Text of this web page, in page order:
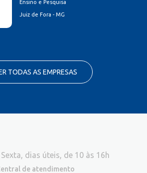
Ensino e Pesquisa
Juiz de Fora - MG
TODAS AS EMPRESAS
dias úteis, de 10 às 16h
de atendimento